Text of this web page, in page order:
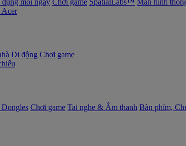
dụng mỗi ngày Chơi game SpatialLabs™ Màn hình
Acer
Di động Chơi game
Chơi game Tai nghe & Âm thanh Bàn phím,